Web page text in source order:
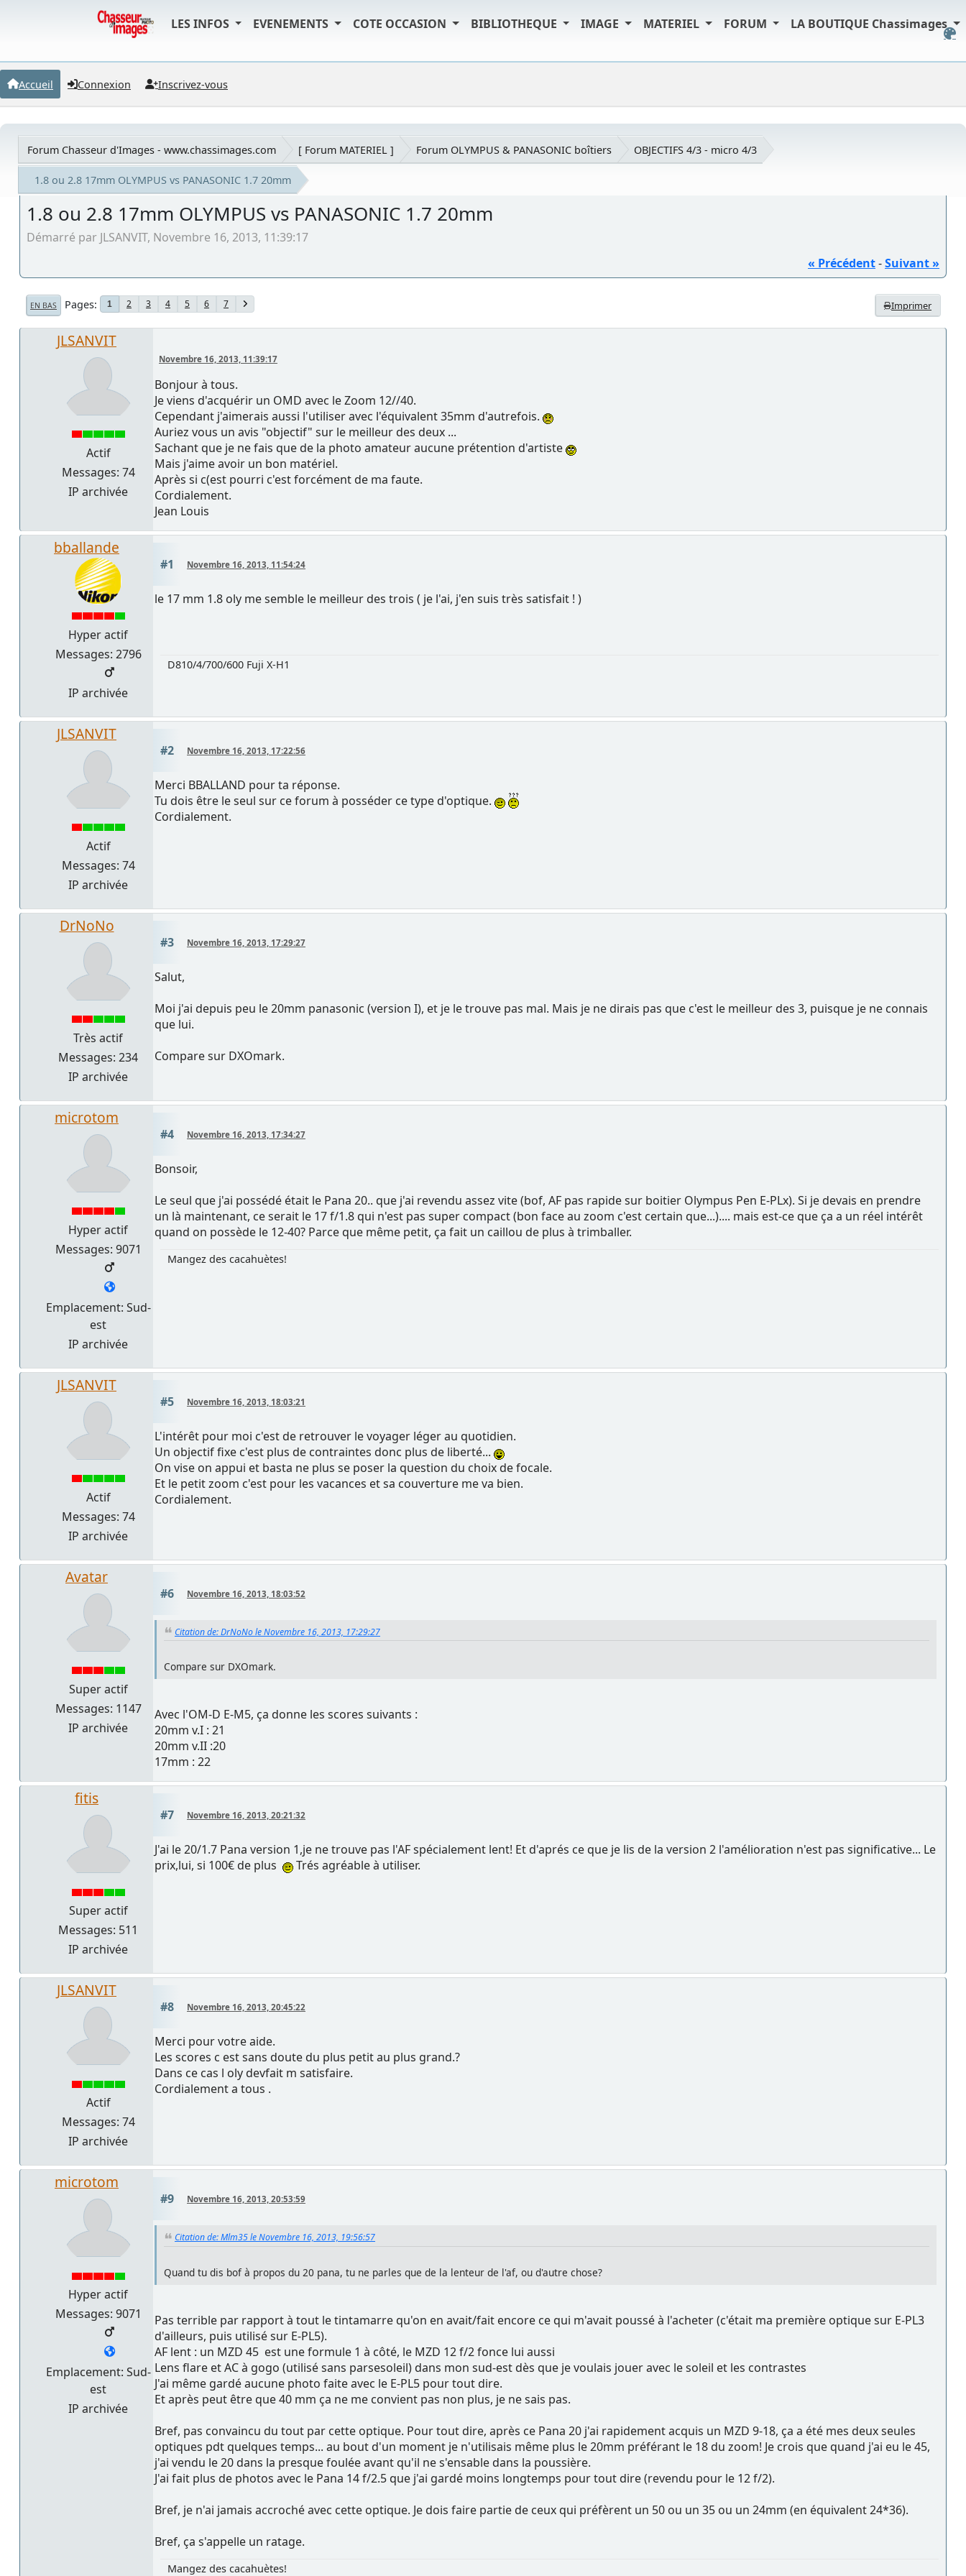
LES INFOS EVENEMENTS COTE OCCASION BIBLIOTHEQUE IMAGE MATERIEL FORUM LA BOUTIQUE Chassimages
Accueil Connexion Inscrivez-vous
Forum Chasseur d'Images - www.chassimages.com [ Forum MATERIEL ] Forum OLYMPUS & PANASONIC boîtiers OBJECTIFS 4/3 - micro 4/3
1.8 ou 2.8 17mm OLYMPUS vs PANASONIC 1.7 20mm
1.8 ou 2.8 17mm OLYMPUS vs PANASONIC 1.7 20mm
Démarré par JLSANVIT, Novembre 16, 2013, 11:39:17
« Précédent-Suivant »
Imprimer
EN BAS Pages 1 2 3 4 5 6 7
JLSANVIT
Actif
Messages: 74
IP archivée
Novembre 16, 2013, 11:39:17
Bonjour à tous.
Je viens d'acquérir un OMD avec le Zoom 12//40.
Cependant j'aimerais aussi l'utiliser avec l'équivalent 35mm d'autrefois.
Auriez vous un avis "objectif" sur le meilleur des deux ...
Sachant que je ne fais que de la photo amateur aucune prétention d'artiste
Mais j'aime avoir un bon matériel.
Après si c(est pourri c'est forcément de ma faute.
Cordialement.
Jean Louis
bballande
Hyper actif
Messages: 2796
IP archivée
#1 Novembre 16, 2013, 11:54:24
le 17 mm 1.8 oly me semble le meilleur des trois ( je l'ai, j'en suis très satisfait ! )
D810/4/700/600 Fuji X-H1
JLSANVIT
Actif
Messages: 74
IP archivée
#2 Novembre 16, 2013, 17:22:56
Merci BBALLAND pour ta réponse.
Tu dois être le seul sur ce forum à posséder ce type d'optique.
Cordialement.
DrNoNo
Très actif
Messages: 234
IP archivée
#3 Novembre 16, 2013, 17:29:27
Salut,
Moi j'ai depuis peu le 20mm panasonic (version I), et je le trouve pas mal. Mais je ne dirais pas que c'est le meilleur des 3, puisque je ne connais
que lui.
Compare sur DXOmark.
microtom
Hyper actif
Messages: 9071
Emplacement: Sud-
est
IP archivée
#4 Novembre 16, 2013, 17:34:27
Bonsoir,
Le seul que j'ai possédé était le Pana 20.. que j'ai revendu assez vite (bof, AF pas rapide sur boitier Olympus Pen E-PLx). Si je devais en prendre
un là maintenant, ce serait le 17 f/1.8 qui n'est pas super compact (bon face au zoom c'est certain que...).... mais est-ce que ça a un réel intérêt
quand on possède le 12-40? Parce que même petit, ça fait un caillou de plus à trimballer.
Mangez des cacahuètes!
JLSANVIT
Actif
Messages: 74
IP archivée
#5 Novembre 16, 2013, 18:03:21
L'intérêt pour moi c'est de retrouver le voyager léger au quotidien.
Un objectif fixe c'est plus de contraintes donc plus de liberté...
On vise on appui et basta ne plus se poser la question du choix de focale.
Et le petit zoom c'est pour les vacances et sa couverture me va bien.
Cordialement.
Avatar
Super actif
Messages: 1147
IP archivée
#6 Novembre 16, 2013, 18:03:52
Citation de: DrNoNo le Novembre 16, 2013, 17:29:27
Compare sur DXOmark.
Avec l'OM-D E-M5, ça donne les scores suivants :
20mm v.I : 21
20mm v.II :20
17mm : 22
fitis
Super actif
Messages: 511
IP archivée
#7 Novembre 16, 2013, 20:21:32
J'ai le 20/1.7 Pana version 1,je ne trouve pas l'AF spécialement lent! Et d'aprés ce que je lis de la version 2 l'amélioration n'est pas significative... Le
prix,lui, si 100€ de plus
Trés agréable à utiliser.
JLSANVIT
Actif
Messages: 74
IP archivée
#8 Novembre 16, 2013, 20:45:22
Merci pour votre aide.
Les scores c est sans doute du plus petit au plus grand.?
Dans ce cas l oly devfait m satisfaire.
Cordialement a tous .
microtom
Hyper actif
Messages: 9071
Emplacement: Sud-
est
IP archivée
#9 Novembre 16, 2013, 20:53:59
Citation de: Mlm35 le Novembre 16, 2013, 19:56:57
Quand tu dis bof à propos du 20 pana, tu ne parles que de la lenteur de l'af, ou d'autre chose?
Pas terrible par rapport à tout le tintamarre qu'on en avait/fait encore ce qui m'avait poussé à l'acheter (c'était ma première optique sur E-PL3
d'ailleurs, puis utilisé sur E-PL5).
AF lent : un MZD 45 est une formule 1 à côté, le MZD 12 f/2 fonce lui aussi
Lens flare et AC à gogo (utilisé sans parsesoleil) dans mon sud-est dès que je voulais jouer avec le soleil et les contrastes
J'ai même gardé aucune photo faite avec le E-PL5 pour tout dire.
Et après peut être que 40 mm ça ne me convient pas non plus, je ne sais pas.
Bref, pas convaincu du tout par cette optique. Pour tout dire, après ce Pana 20 j'ai rapidement acquis un MZD 9-18, ça a été mes deux seules
optiques pdt quelques temps... au bout d'un moment je n'utilisais même plus le 20mm préférant le 18 du zoom! Je crois que quand j'ai eu le 45,
j'ai vendu le 20 dans la presque foulée avant qu'il ne s'ensable dans la poussière.
J'ai fait plus de photos avec le Pana 14 f/2.5 que j'ai gardé moins longtemps pour tout dire (revendu pour le 12 f/2).
Bref, je n'ai jamais accroché avec cette optique. Je dois faire partie de ceux qui préfèrent un 50 ou un 35 ou un 24mm (en équivalent 24*36).
Bref, ça s'appelle un ratage.
Mangez des cacahuètes!